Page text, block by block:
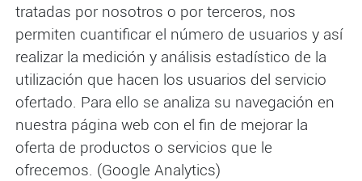
tratadas por nosotros o por terceros, nos
permiten cuantificar el número de usuarios y así
realizar la medición y análisis estadístico de la
utilización que hacen los usuarios del servicio
ofertado. Para ello se analiza su navegación en
nuestra página web con el fin de mejorar la
oferta de productos o servicios que le
ofrecemos. (Google Analytics)